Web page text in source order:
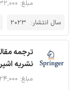
مبلغ: ۳۳۲,۰۰۰ تومان
سال انتشار: 2023
ترجمه
نشریه
مبلغ: ۱۲۴,۰۰۰ تومان